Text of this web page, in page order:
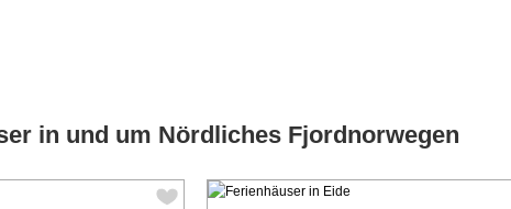
in und um Nördliches Fjordnorwegen